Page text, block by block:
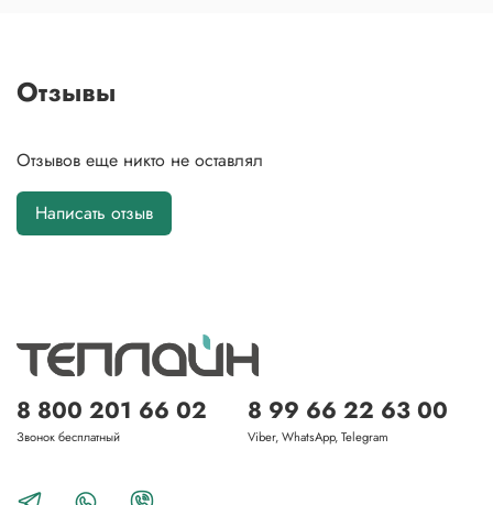
Отзывы
Отзывов еще никто не оставлял
Написать отзыв
8 800 201 66 02
Звонок бесплатный
8 99 66 22 63 00
Viber, WhatsApp, Telegram